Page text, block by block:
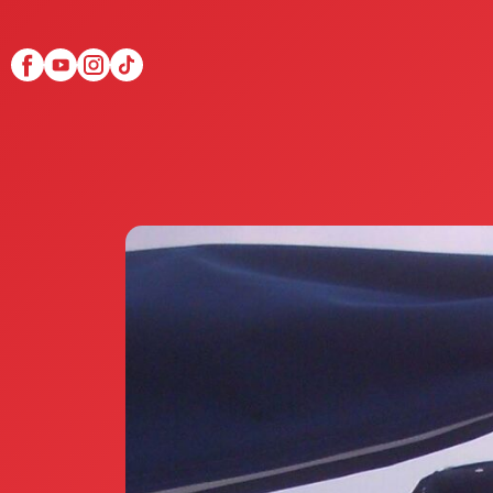
Scopri Club di Più
Le testimonianze
La fondatrice Valeria